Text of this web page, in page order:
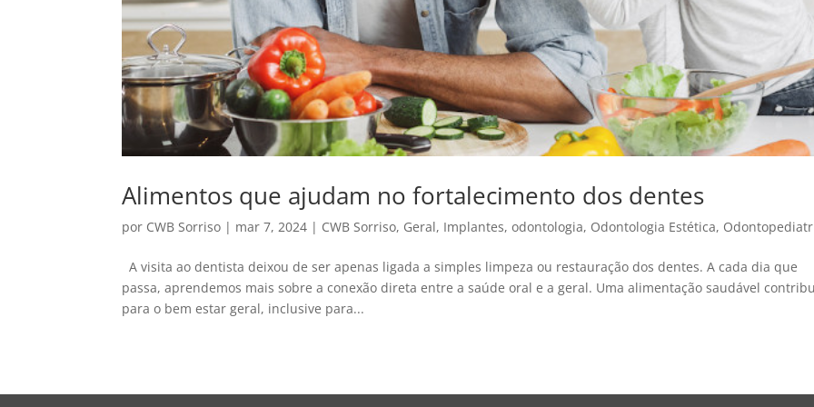
Alimentos que ajudam no fortalecimento dos dentes
por CWB Sorriso | mar 7, 2024 | CWB Sorriso, Geral, Implantes,odontologia, Odontologia Estética,
A visita ao dentista deixou de ser apenas ligada a simples limpeza ou restauração dos dentes. A cada dia que
passa, aprendemos mais sobre a conexão direta entre a saúde oral e a geral. Uma alimentação saudável
para o bem estar geral, inclusive para...